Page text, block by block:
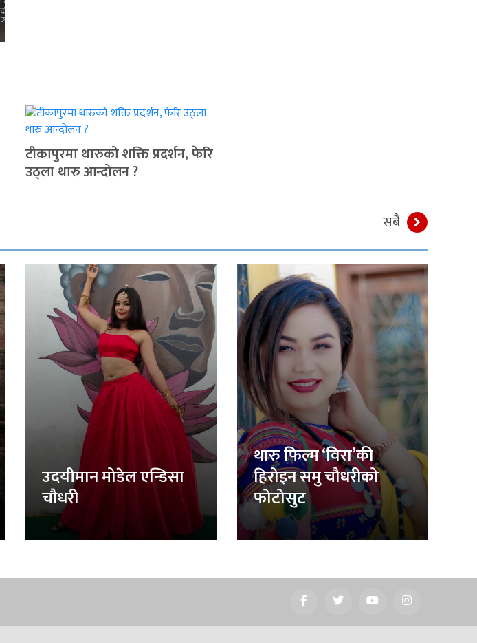
टीकापुरमा थारुको शक्ति प्रदर्शन, फेरि
उठ्ला थारु आन्दोलन ?
सबै
उदयीमान मोडेल एन्डिसा
चौधरी
थारु फिल्म ‘विरा’की
हिरोइन समु चौधरीको
फोटोसुट